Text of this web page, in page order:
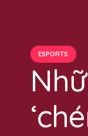
ESPORTS